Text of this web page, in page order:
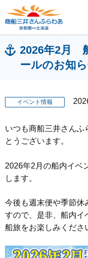
2026年2月
ールのお知
イベント情報
いつも商船三井さん
とうございます。
2026年2月の船内イベ
します。
今後も週末便や季節休
すので、 是非、船内イ
船旅をお楽しみくだ